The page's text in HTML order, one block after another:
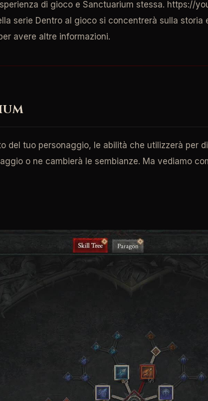
di gioco e Sanctuarium stessa. https://
serie Dentro al gioco si concentrerà sulla
avere altre informazioni.
del tuo personaggio, le abilità che utilizzerà per
o ne cambierà le sembianze. Ma vediamo